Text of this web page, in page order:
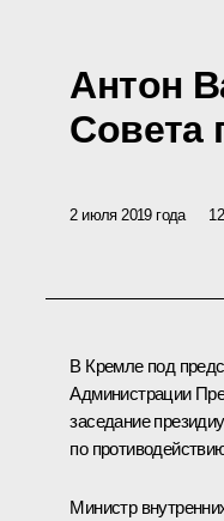
Антон
Совета
2 июля 2019 года
В Кремле под
Администрации
заседание
по
Министр